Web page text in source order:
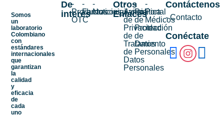
Somos
un
laboratorio
Colombiano
con
estándares
internacionales
que
garantizan
la
calidad
y
eficacia
de
cada
uno
De
interés
-
Productos
OTC
-
Farmacovigilancia
-
Noticias
Otros
Enlaces
-
Aviso
de
Privacidad
de
Tratamiento
de
Datos
Personales
-
Política
de
Protección
de
Datos
Personales
-
Portal
Médicos
Contáctenos
- Contacto
Conéctate